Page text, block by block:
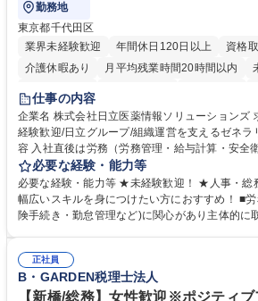
勤務地
東京都千代田区
業界未経験歓迎
年間休日120日以上
資格
介護休暇あり
月平均残業時間20時間以内
住宅手当あり
育休あり
完全週休2日制 交通費支給 土
仕事の内容
企業名 株式会社日立医薬情報ソリューションズ 求人名 【総務・人事】未
経験歓迎/日立グループ/組織運営を支えるゼネラリスト
容 入社直後は労務（労務管理・給与計算・安全
任せいたします。将来は総務・採用・教育業務
営を支えるゼネラリストをめざせます。 ・初期業務：労働時間管理、給与
計算、社会保険対応、福利厚生管理、安全衛生
します。ご経験に応じて、休職者管理など、幅
幅広く経験を積みたい意欲がある方に最適な環境です。 募集
務・人事】未経験歓迎/日立グループ/組織運営を
指す
必要な経験・能力等
必要な経験・能力等 ★未経験歓迎！ ★人事・総
幅広いスキルを身につけたい方におすすめ！ ■労務管理(給与計算・社会保
険手続き・勤怠管理など)に関心があり主体的
のご経験 ■労務管理（給与計算・社会保険手続き
■衛生管理者の資格をお持ちの方 学歴・資格 学歴：大学院 大学 高専 短大
専修学校 高校 語学力： 資格：
正社員
B・GARDEN税理士法人
【新橋/総務】女性歓迎※ポジティ